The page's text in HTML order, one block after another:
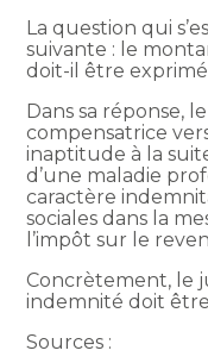
La question qui
suivante : le
doit-il être
Dans sa réponse,
compensatrice
inaptitude à la
d’une maladie
caractère
sociales dans la
l’impôt sur le
Concrètement, le
indemnité doit
Sources :